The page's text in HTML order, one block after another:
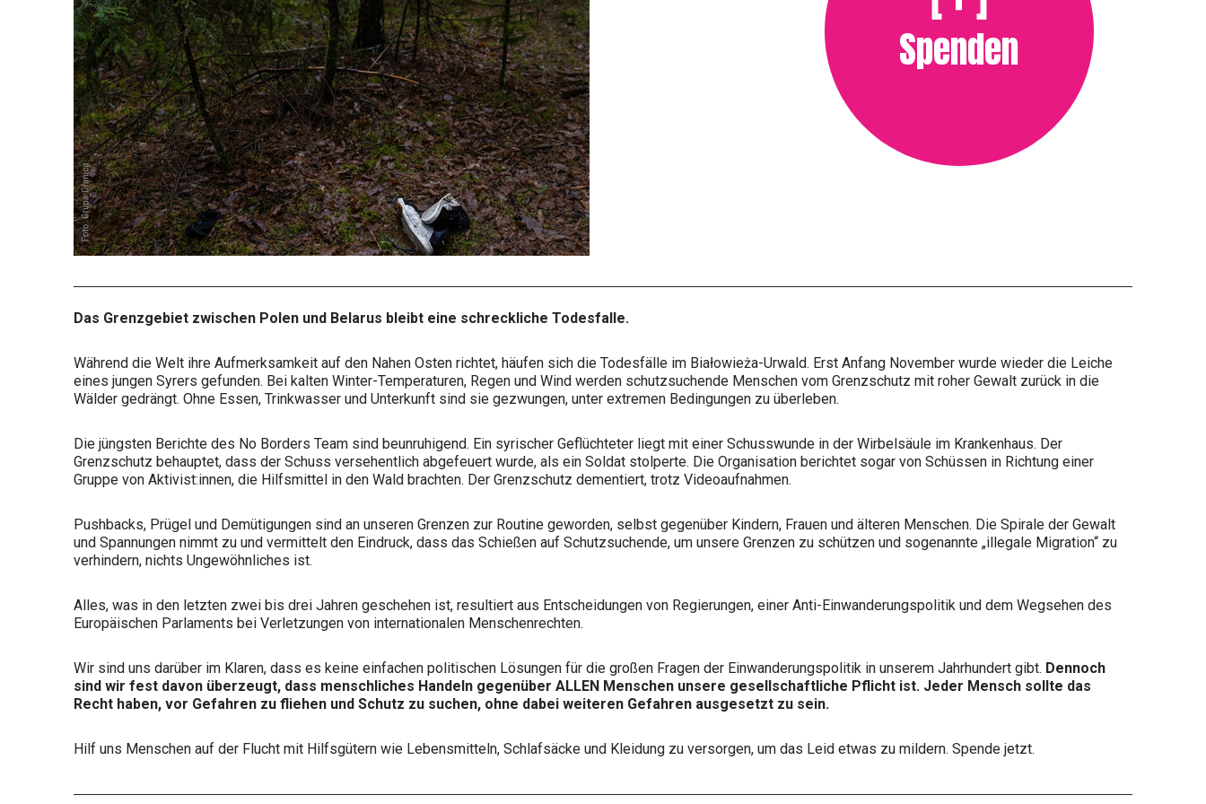
Spenden
Das Grenzgebiet zwischen Polen und Belarus bleibt eine schreckliche Todesfalle.
Während die Welt ihre Aufmerksamkeit auf den Nahen Osten richtet, häufen sich die Todesfälle im Białowieża-Urwald. Erst Anfang November wurde wieder die Leiche
eines jungen Syrers gefunden. Bei kalten Winter-Temperaturen, Regen und Wind werden schutzsuchende Menschen vom Grenzschutz mit roher Gewalt zurück in die
Wälder gedrängt. Ohne Essen, Trinkwasser und Unterkunft sind sie gezwungen, unter extremen Bedingungen zu überleben.
Die jüngsten Berichte des No Borders Team sind beunruhigend. Ein syrischer Geflüchteter liegt mit einer Schusswunde in der Wirbelsäule im Krankenhaus. Der
Grenzschutz behauptet, dass der Schuss versehentlich abgefeuert wurde, als ein Soldat stolperte. Die Organisation berichtet sogar von Schüssen in Richtung einer
Gruppe von Aktivist:innen, die Hilfsmittel in den Wald brachten. Der Grenzschutz dementiert, trotz Videoaufnahmen.
Pushbacks, Prügel und Demütigungen sind an unseren Grenzen zur Routine geworden, selbst gegenüber Kindern, Frauen und älteren Menschen. Die Spirale der Gewalt
und Spannungen nimmt zu und vermittelt den Eindruck, dass das Schießen auf Schutzsuchende, um unsere Grenzen zu schützen und sogenannte „illegale Migration“ zu
verhindern, nichts Ungewöhnliches ist.
Alles, was in den letzten zwei bis drei Jahren geschehen ist, resultiert aus Entscheidungen von Regierungen, einer Anti-Einwanderungspolitik und dem Wegsehen des
Europäischen Parlaments bei Verletzungen von internationalen Menschenrechten.
Wir sind uns darüber im Klaren, dass es keine einfachen politischen Lösungen für die großen Fragen der Einwanderungspolitik in unserem Jahrhundert gibt. Dennoch
sind wir fest davon überzeugt, dass menschliches Handeln gegenüber ALLEN Menschen unsere gesellschaftliche Pflicht ist. Jeder Mensch sollte das
Recht haben, vor Gefahren zu fliehen und Schutz zu suchen, ohne dabei weiteren Gefahren ausgesetzt zu sein.
Hilf uns Menschen auf der Flucht mit Hilfsgütern wie Lebensmitteln, Schlafsäcke und Kleidung zu versorgen, um das Leid etwas zu mildern. Spende jetzt.